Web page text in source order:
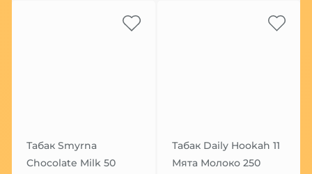
Табак Smyrna
Chocolate Milk 50
Табак Daily Hookah 11
Мята Молоко 250